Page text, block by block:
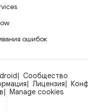
ошибок
Сообщество
Лицензия
Manage cookies